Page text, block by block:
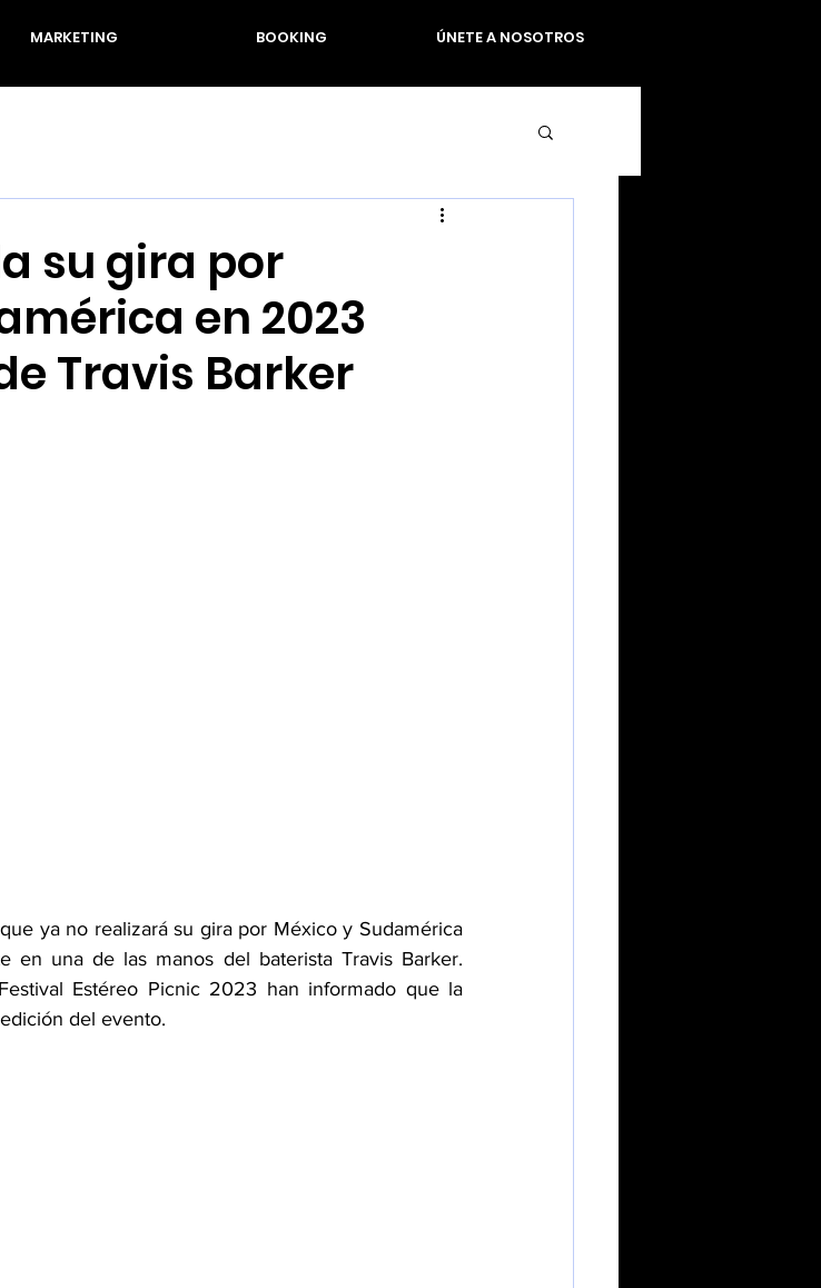
MARKETING BOOKING ÚNETE A NOSOTROS
su gira por
en 2023
Travis Barker
ya no realizará su gira por México y Sudamérica
una de las manos del baterista Travis Barker.
Estéreo Picnic 2023 han informado que la
del evento.